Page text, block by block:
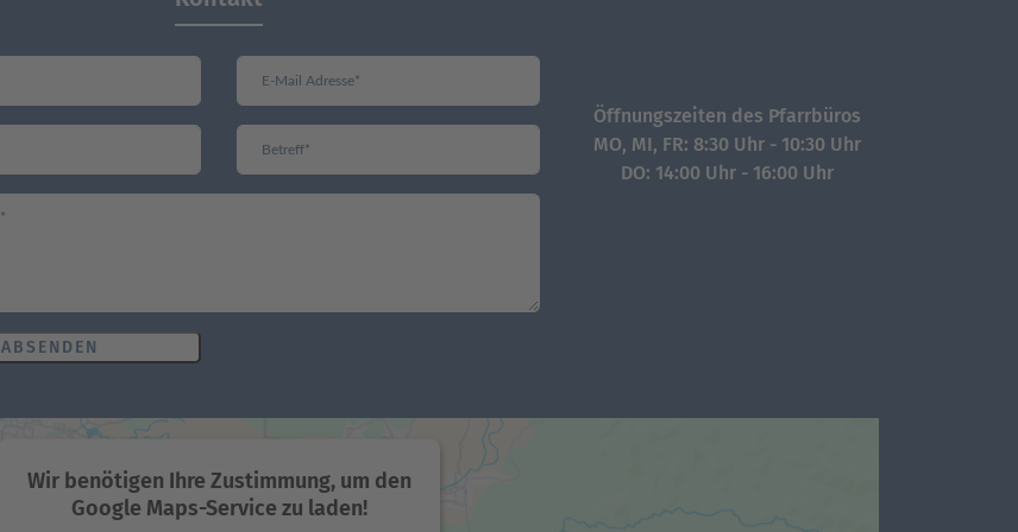
ABSENDEN
Öffnungszeiten des Pfarrbüros
MO, MI, FR: 8:30 Uhr - 10:30 Uhr
DO: 14:00 Uhr - 16:00 Uhr
Wir benötigen Ihre Zustimmung, um den
Google Maps-Service zu laden!